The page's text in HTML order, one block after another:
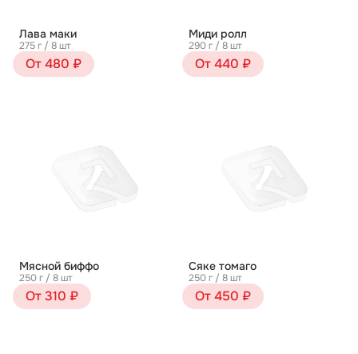
Лава маки
275 г / 8 шт
От 480 ₽
Миди ролл
290 г / 8 шт
От 440 ₽
Мясной биффо
250 г / 8 шт
От 310 ₽
Сяке томаго
250 г / 8 шт
От 450 ₽